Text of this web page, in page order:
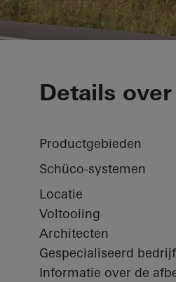
Netgo
Details
Productgebieden
Schüco-systemen
Locatie
Voltooiing
Architecten
Gespecialiseerd bedrijf
Informatie over de